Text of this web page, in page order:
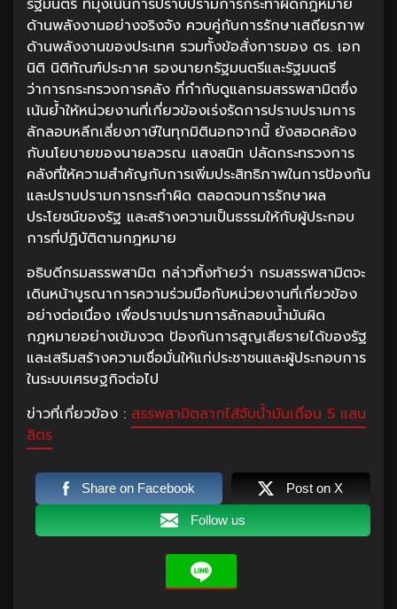
ด้านพลังงานอย่างจริงจัง ควบคู่กับการรักษาเสถียรภาพ
ด้านพลังงานของประเทศ รวมทั้งข้อสั่งการของ ดร. เอก
นิติ นิติทัณฑ์ประภาศ รองนายกรัฐมนตรีและรัฐมนตรี
ว่าการกระทรวงการคลัง ที่กำกับดูแลกรมสรรพสามิตซึ่ง
เน้นย้ำให้หน่วยงานที่เกี่ยวข้องเร่งรัดการปราบปรามการ
ลักลอบหลีกเลี่ยงภาษีในทุกมิตินอกจากนี้ ยังสอดคล้อง
กับนโยบายของนายลวรณ แสงสนิท ปลัดกระทรวงการ
คลังที่ให้ความสำคัญกับการเพิ่มประสิทธิภาพในการป้องกัน
และปราบปรามการกระทำผิด ตลอดจนการรักษาผล
ประโยชน์ของรัฐ และสร้างความเป็นธรรมให้กับผู้ประกอบ
การที่ปฏิบัติตามกฎหมาย
อธิบดีกรมสรรพสามิต กล่าวทิ้งท้ายว่า กรมสรรพสามิตจะ
เดินหน้าบูรณาการความร่วมมือกับหน่วยงานที่เกี่ยวข้อง
อย่างต่อเนื่อง เพื่อปราบปรามการลักลอบน้ำมันผิด
กฎหมายอย่างเข้มงวด ป้องกันการสูญเสียรายได้ของรัฐ
และเสริมสร้างความเชื่อมั่นให้แก่ประชาชนและผู้ประกอบการ
ในระบบเศรษฐกิจต่อไป
ข่าวที่เกี่ยวข้อง : สรรพสามิตลากไส้จับน้ำมันเถื่อน 5 แสน
ลิตร
Share on Facebook Post on X
Follow us